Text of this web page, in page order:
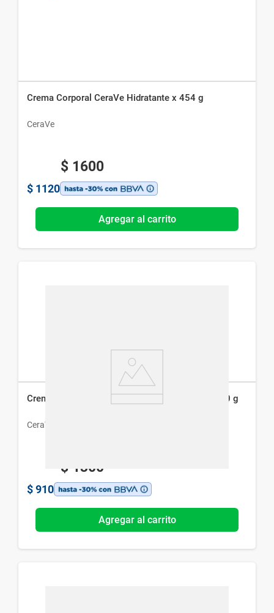
Crema Corporal CeraVe Hidratante x 454 g
CeraVe
$ 1600
$ 1120
Agregar al carrito
Crema Hidratante Cerave Anti Rugosidades x 340 g
CeraVe
$ 1300
$ 910
Agregar al carrito